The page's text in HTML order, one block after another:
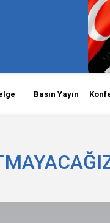
Basın Yayın